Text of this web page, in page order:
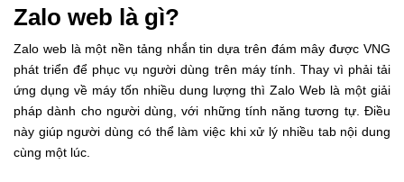
Zalo web là gì?
Zalo web là một nền tảng nhắn tin dựa trên đám mây được VNG
phát triển để phục vụ người dùng trên máy tính. Thay vì phải tải
ứng dụng về máy tốn nhiều dung lượng thì Zalo Web là một giải
pháp dành cho người dùng, với những tính năng tương tự. Điều
này giúp người dùng có thể làm việc khi xử lý nhiều tab nội dung
cùng một lúc.